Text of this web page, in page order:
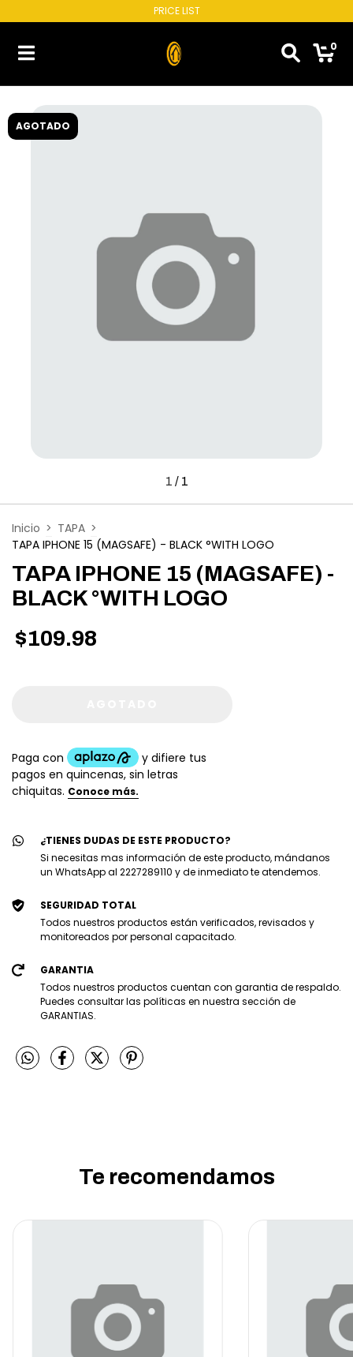
PRICE LIST
0
AGOTADO
1 / 1
Inicio > TAPA >
TAPA IPHONE 15 (MAGSAFE) - BLACK °WITH LOGO
TAPA IPHONE 15 (MAGSAFE) -
BLACK °WITH LOGO
$109.98
¿TIENES DUDAS DE ESTE PRODUCTO?
Si necesitas mas información de este producto, mándanos
un WhatsApp al 2227289110 y de inmediato te atendemos.
SEGURIDAD TOTAL
Todos nuestros productos están verificados, revisados y
monitoreados por personal capacitado.
GARANTIA
Todos nuestros productos cuentan con garantia de respaldo.
Puedes consultar las políticas en nuestra sección de
GARANTIAS.
Te recomendamos